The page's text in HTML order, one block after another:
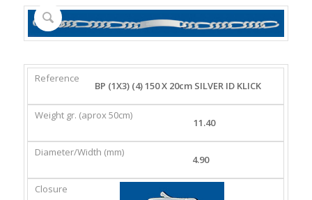
REFERENCE
WEIGHT
GR.
(APROX
DIAMETER/WIDTH
BP (1X3) (4) 150 X 20cm SILVER ID KLICK
11.40
4.90